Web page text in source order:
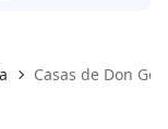
Casas de Don